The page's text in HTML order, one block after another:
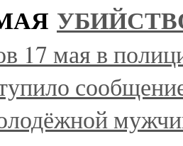
17 мая в